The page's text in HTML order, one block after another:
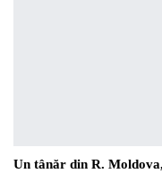
Un tânăr din R.